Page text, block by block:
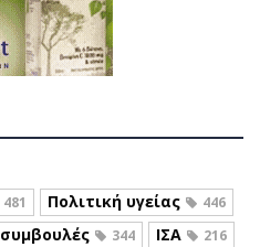
481 Πολιτική υγείας 446
συμβουλές 344 ΙΣΑ 216